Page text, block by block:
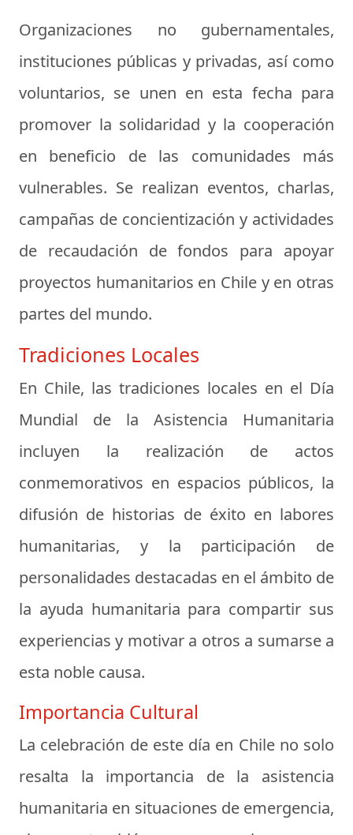
Organizaciones no gubernamentales,
instituciones públicas y privadas, así como
voluntarios, se unen en esta fecha para
promover la solidaridad y la cooperación
en beneficio de las comunidades más
vulnerables. Se realizan eventos, charlas,
campañas de concientización y actividades
de recaudación de fondos para apoyar
proyectos humanitarios en Chile y en otras
partes del mundo.
Tradiciones Locales
En Chile, las tradiciones locales en el Día
Mundial de la Asistencia Humanitaria
incluyen la realización de actos
conmemorativos en espacios públicos, la
difusión de historias de éxito en labores
humanitarias, y la participación de
personalidades destacadas en el ámbito de
la ayuda humanitaria para compartir sus
experiencias y motivar a otros a sumarse a
esta noble causa.
Importancia Cultural
La celebración de este día en Chile no solo
resalta la importancia de la asistencia
humanitaria en situaciones de emergencia,